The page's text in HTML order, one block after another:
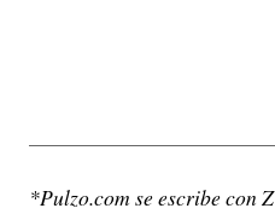
*Pulzo.com se escribe con Z